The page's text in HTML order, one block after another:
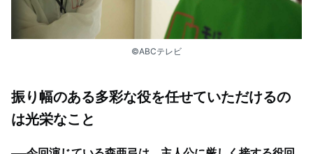
©ABCテレビ
振り幅のある多彩な役を任せていただけるの
は光栄なこと